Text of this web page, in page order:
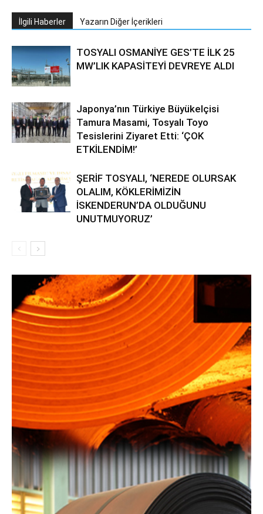
İlgili Haberler Yazarın Diğer İçerikleri
TOSYALI OSMANİYE GES’TE İLK 25
MW’LIK KAPASİTEYİ DEVREYE ALDI
Japonya’nın Türkiye Büyükelçisi
Tamura Masami, Tosyalı Toyo
Tesislerini Ziyaret Etti: ‘ÇOK
ETKİLENDİM!’
ŞERİF TOSYALI, ‘NEREDE OLURSAK
OLALIM, KÖKLERİMİZİN
İSKENDERUN’DA OLDUĞUNU
UNUTMUYORUZ’